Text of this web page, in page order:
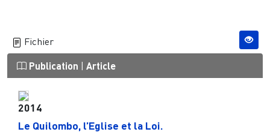
Fichier
Publication Article
2014
Le Quilombo, l’Eglise et la Loi.